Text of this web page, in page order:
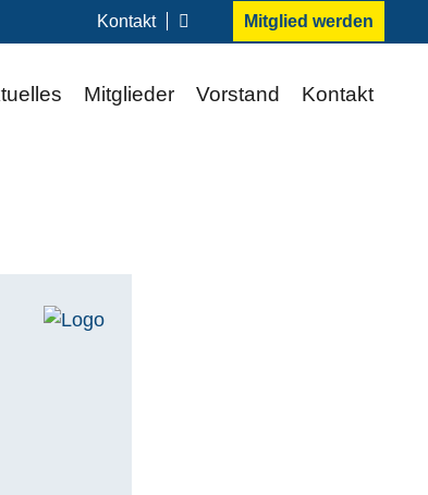
Kontakt Mitglied werden
Mitglieder Vorstand Kontakt